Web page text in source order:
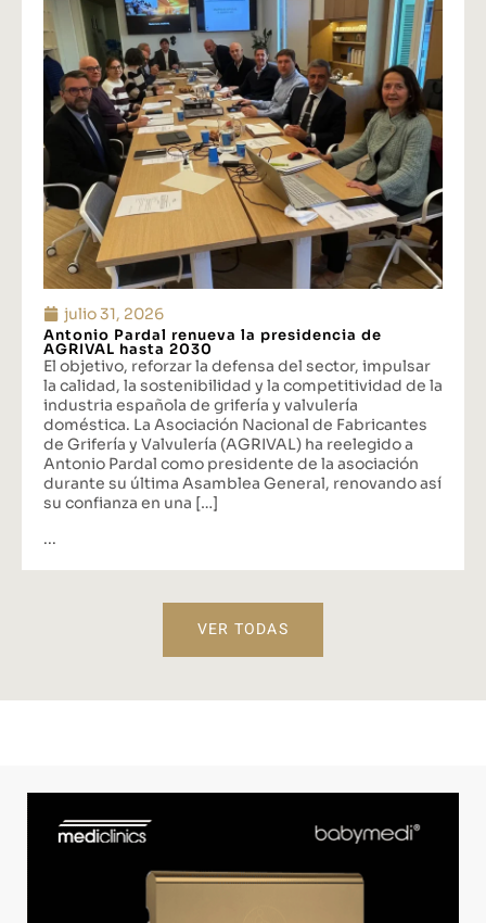
julio 31, 2026
Antonio Pardal renueva la presidencia de
AGRIVAL hasta 2030
El objetivo, reforzar la defensa del sector, impulsar
la calidad, la sostenibilidad y la competitividad de la
industria española de grifería y valvulería
doméstica. La Asociación Nacional de Fabricantes
de Grifería y Valvulería (AGRIVAL) ha reelegido a
Antonio Pardal como presidente de la asociación
durante su última Asamblea General, renovando así
su confianza en una […]
...
VER TODAS